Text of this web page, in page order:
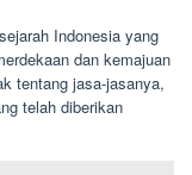
Indonesia yang
dan kemajuan
tentang jasa-jasanya,
telah diberikan